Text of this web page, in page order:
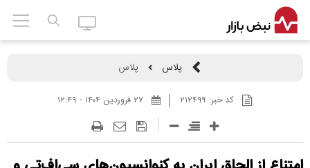
پلاس پلاس
کد خبر: ۲۱۲۴۹۹ ۲۷ فروردين ۱۴۰۴ - ۱۲:۴۹